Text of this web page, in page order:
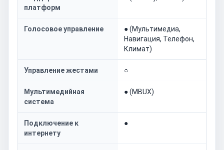
платформ
Голосовое управление
● (Мультимедиа,
Навигация, Телефон,
Климат)
Управление жестами ○
Мультимедийная
система
● (MBUX)
Подключение к
интернету
●